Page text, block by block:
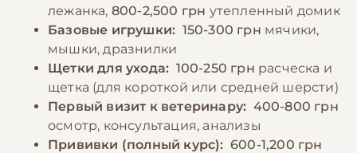
лежанка, 800-2,500 грн утепленный домик
Базовые игрушки: 150-300 грн мячики,
мышки, дразнилки
Щетки для ухода: 100-250 грн расческа и
щетка (для короткой или средней шерсти)
Первый визит к ветеринару: 400-800 грн
осмотр, консультация, анализы
Прививки (полный курс): 600-1,200 грн